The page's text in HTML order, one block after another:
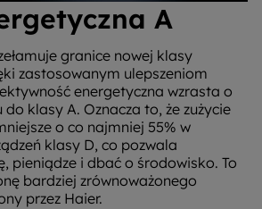
A
granice nowej klasy
zastosowanym ulepszeniom
energetyczna wzrasta o
klasy A. Oznacza to, że zużycie
o co najmniej 55% w
klasy D, co pozwala
pieniądze i dbać o środowisko. To
bardziej zrównoważonego
przez Haier.